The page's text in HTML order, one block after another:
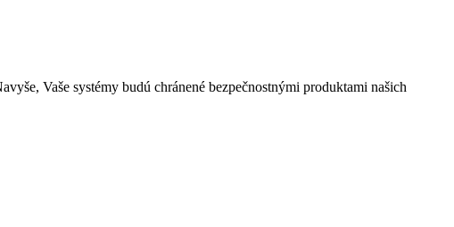
Vaše systémy budú chránené bezpečnostnými produktami našich